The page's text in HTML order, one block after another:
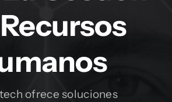
ofrece soluciones